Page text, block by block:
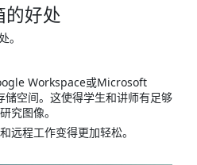
的好处
。
Workspace或Microsoft
空间。这使得学生和讲师有足够
究图像。
远程工作变得更加轻松。